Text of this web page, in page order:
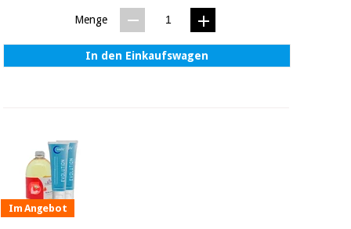
Chirurgische
(ausverkauf)
Sanitärkleiderschränke
Orthopädie
Chirurgische
instrumente
Menge
In den Einkaufswagen
Im Angebot